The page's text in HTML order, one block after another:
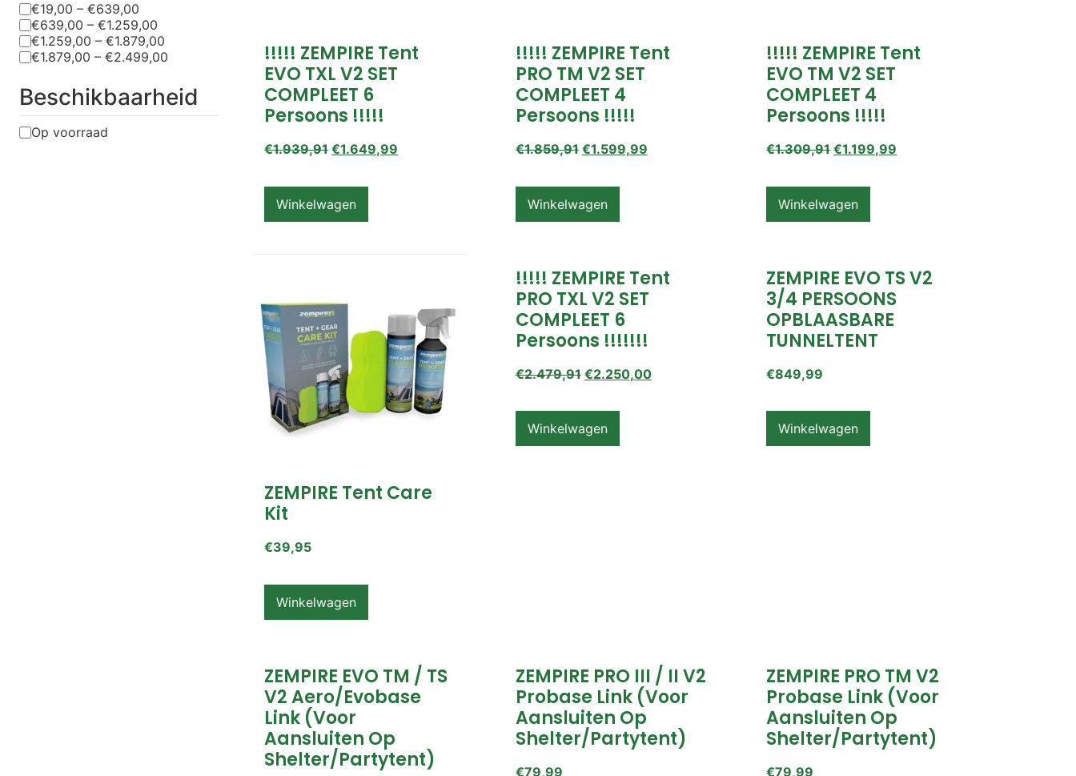
€19,00 – €639,00
€639,00 – €1.259,00
€1.259,00 – €1.879,00
€1.879,00 – €2.499,00
Beschikbaarheid
Op voorraad
!!!!! ZEMPIRE Tent
EVO TXL V2 SET
COMPLEET 6
Persoons !!!!!
€1.939,91 €1.649,99
Winkelwagen
!!!!! ZEMPIRE Tent
PRO TM V2 SET
COMPLEET 4
Persoons !!!!!
€1.859,91 €1.599,99
Winkelwagen
!!!!! ZEMPIRE Tent
EVO TM V2 SET
COMPLEET 4
Persoons !!!!!
€1.309,91 €1.199,99
Winkelwagen
ZEMPIRE Tent Care
Kit
€39,95
Winkelwagen
!!!!! ZEMPIRE Tent
PRO TXL V2 SET
COMPLEET 6
Persoons !!!!!!!
€2.479,91 €2.250,00
Winkelwagen
ZEMPIRE EVO TS V2
3/4 PERSOONS
OPBLAASBARE
TUNNELTENT
€849,99
Winkelwagen
ZEMPIRE EVO TM / TS
V2 Aero/Evobase
Link (voor
Aansluiten Op
Shelter/partytent)
ZEMPIRE PRO III / II V2
Probase Link (voor
Aansluiten Op
Shelter/partytent)
€79,99
ZEMPIRE PRO TM V2
Probase Link (voor
Aansluiten Op
Shelter/partytent)
€79,99